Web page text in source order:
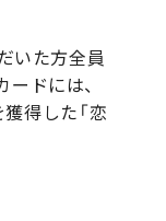
いた方全員
ドには、
得した「恋